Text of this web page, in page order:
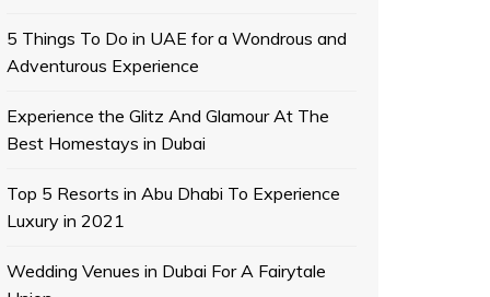
5 Things To Do in UAE for a Wondrous and
Adventurous Experience
Experience the Glitz And Glamour At The
Best Homestays in Dubai
Top 5 Resorts in Abu Dhabi To Experience
Luxury in 2021
Wedding Venues in Dubai For A Fairytale